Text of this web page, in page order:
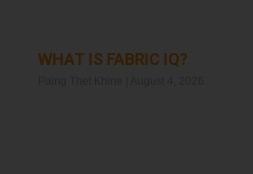
WHAT IS FABRIC IQ?